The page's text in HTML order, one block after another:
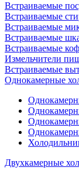
Встраиваемые
Встраиваемые
Встраиваемые
Встраиваемые
Встраиваемые
Измельчители
Встраиваемые
Однокамерные
Двухкамерные